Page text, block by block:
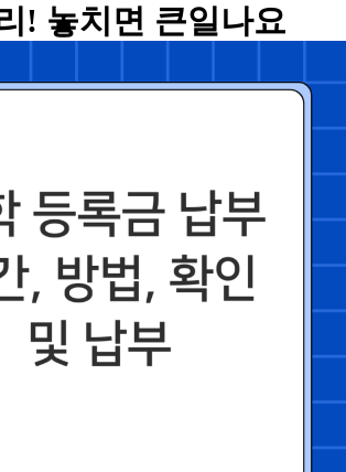
! 놓치면 큰일나요